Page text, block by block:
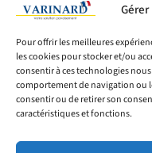
Pour offrir les meilleures
les cookies pour stocker et/ou
consentir à ces technologies
comportement de navigation ou
consentir ou de retirer son
caractéristiques et fonctions.
© Varinard 2026